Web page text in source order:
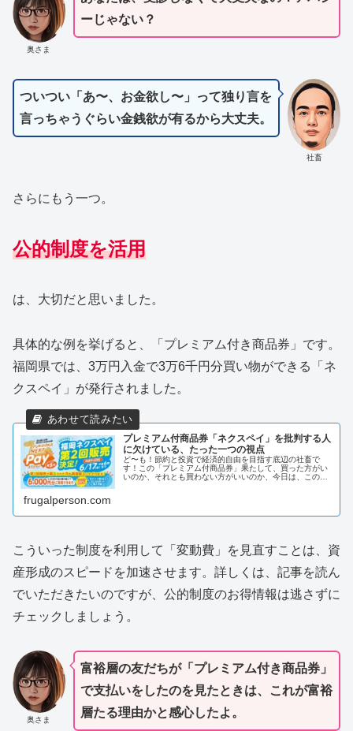
奥さま
ーじゃない？
社畜
ついつい「あ〜、お金欲し〜」って独り言を
言っちゃうぐらい金銭欲が有るから大丈夫。
さらにもう一つ。
公的制度を活用
は、大切だと思いました。
具体的な例を挙げると、「プレミアム付き商品券」です。
福岡県では、3万円入金で3万6千円分買い物ができる「ネ
クスペイ」が発行されました。
プレミアム付商品券「ネクスペイ」を批判する人
に欠けている、たった一つの視点
ど〜も！節約と投資で経済的自由を目指す底辺の社畜で
す！この「プレミアム付商品券」果たして、買った方がい
いのか、それとも買わない方がいいのか、今日は、この一
frugalperson.com
こういった制度を利用して「変動費」を見直すことは、資
産形成のスピードを加速させます。詳しくは、記事を読ん
でいただきたいのですが、公的制度のお得情報は逃さずに
チェックしましょう。
奥さま
富裕層の友だちが「プレミアム付き商品券」
で支払いをしたのを見たときは、これが富裕
層たる理由かと感心したよ。